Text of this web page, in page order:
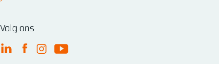
Volg ons
FME Linkedin
FME Facebook
FME Instagram
FME Youtube